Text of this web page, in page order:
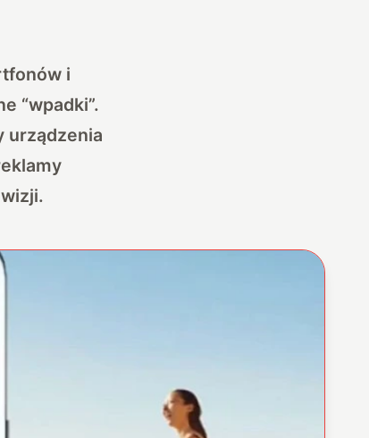
i
“wpadki”.
urządzenia